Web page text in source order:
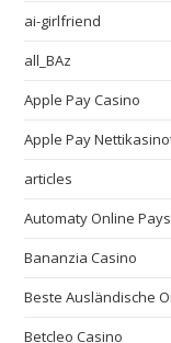
ai-girlfriend
all_BAz
Apple Pay Casino
Apple Pay
articles
Automaty Online
Bananzia Casino
Beste Ausländische
Betcleo Casino